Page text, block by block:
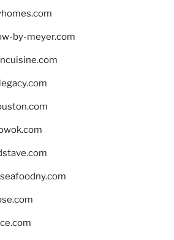
by-meyer.com